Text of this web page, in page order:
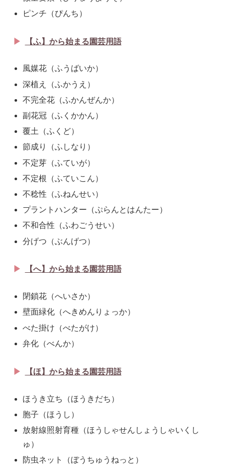
ピンチ（ぴんち）
【ふ】から始まる園芸用語
風媒花（ふうばいか）
深植え（ふかうえ）
不完全花（ふかんぜんか）
副花冠（ふくかかん）
覆土（ふくど）
節成り（ふしなり）
不定芽（ふていが）
不定根（ふていこん）
不稔性（ふねんせい）
プラントハンター（ぷらんとはんたー）
不和合性（ふわごうせい）
分げつ（ぶんげつ）
【へ】から始まる園芸用語
閉鎖花（へいさか）
壁面緑化（へきめんりょっか）
べた掛け（べたがけ）
弁化（べんか）
【ほ】から始まる園芸用語
ほうき立ち（ほうきだち）
胞子（ほうし）
放射線照射育種（ほうしゃせんしょうしゃいくし
ゅ）
防虫ネット（ぼうちゅうねっと）